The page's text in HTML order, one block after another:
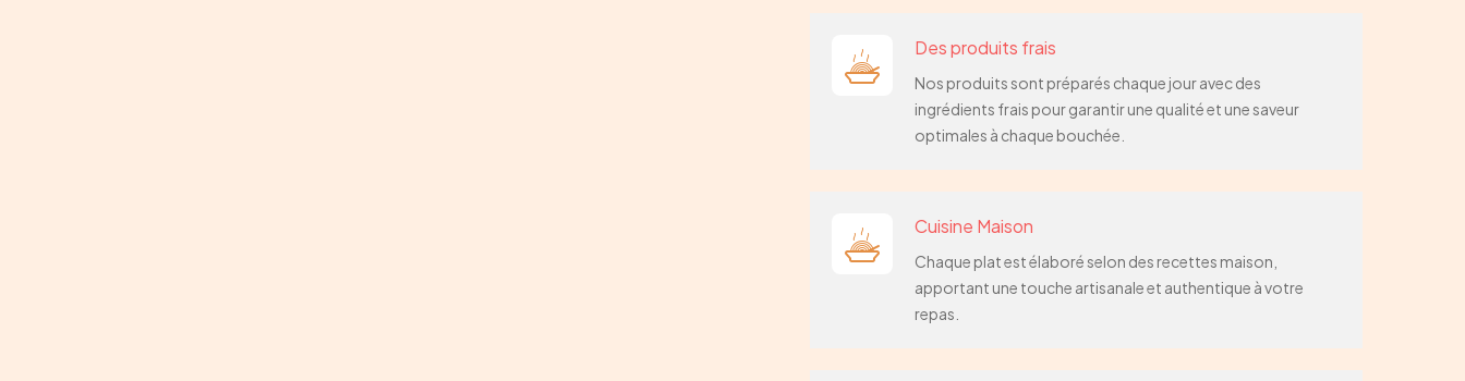
Des produits frais
Nos produits sont préparés chaque jour avec des
ingrédients frais pour garantir une qualité et une saveur
optimales à chaque bouchée.
Cuisine Maison
Chaque plat est élaboré selon des recettes maison,
apportant une touche artisanale et authentique à votre
repas.